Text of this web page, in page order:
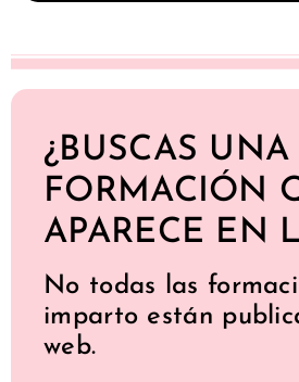
¿BUSCAS UNA
FORMACIÓN
APARECE EN
No todas las
imparto están
web.